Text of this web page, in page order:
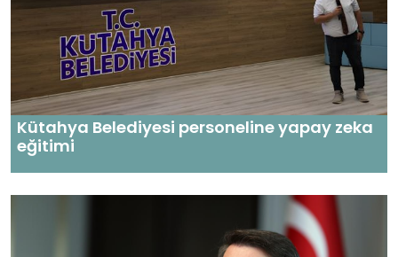
Kütahya Belediyesi personeline yapay zeka
eğitimi